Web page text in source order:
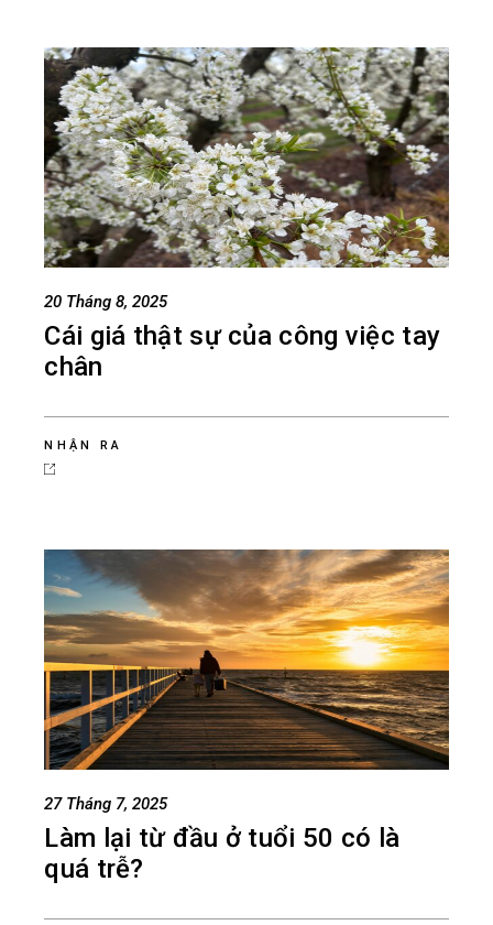
20 Tháng 8, 2025
Cái giá thật sự của công việc tay
chân
NHẬN RA
27 Tháng 7, 2025
Làm lại từ đầu ở tuổi 50 có là
quá trễ?